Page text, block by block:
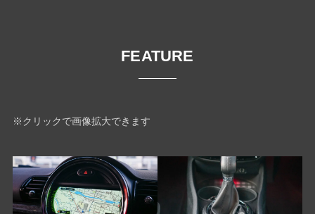
FEATURE
※クリックで画像拡大できます